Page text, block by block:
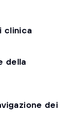
clinica
della
dei